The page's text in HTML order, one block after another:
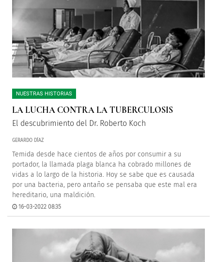
NUESTRAS HISTORIAS
LA LUCHA CONTRA LA TUBERCULOSIS
El descubrimiento del Dr. Roberto Koch
GERARDO DÍAZ
Temida desde hace cientos de años por consumir a su
portador, la llamada plaga blanca ha cobrado millones de
vidas a lo largo de la historia. Hoy se sabe que es causada
por una bacteria, pero antaño se pensaba que este mal era
hereditario, una maldición.
16-03-2022 08:35